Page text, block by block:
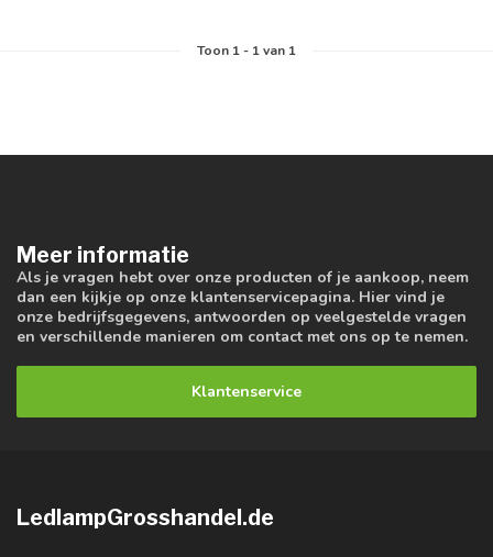
Toon 1- 1van 1
Meer informatie
Als je vragen hebt over onze producten of je aankoop, neem
dan een kijkje op onze klantenservicepagina. Hier vind je
onze bedrijfsgegevens, antwoorden op veelgestelde vragen
en verschillende manieren om contact met ons op te nemen.
Klantenservice
LedlampGrosshandel.de